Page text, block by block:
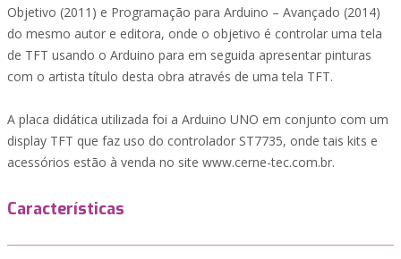
Objetivo (2011) e Programação para Arduino – Avançado (2014)
do mesmo autor e editora, onde o objetivo é controlar uma tela
de TFT usando o Arduino para em seguida apresentar pinturas
com o artista título desta obra através de uma tela TFT.
A placa didática utilizada foi a Arduino UNO em conjunto com um
display TFT que faz uso do controlador ST7735, onde tais kits e
acessórios estão à venda no site www.cerne-tec.com.br.
Características